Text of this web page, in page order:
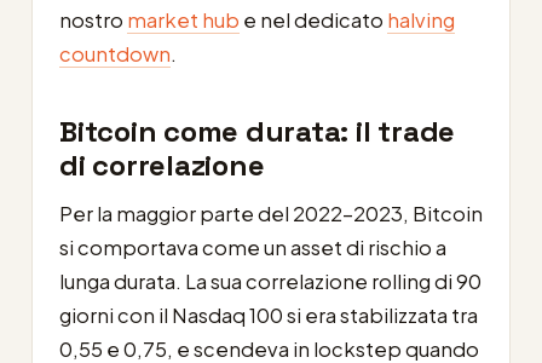
nostro market hub e nel dedicato halving
countdown.
Bitcoin come durata: il trade
di correlazione
Per la maggior parte del 2022-2023, Bitcoin
si comportava come un asset di rischio a
lunga durata. La sua correlazione rolling di 90
giorni con il Nasdaq 100 si era stabilizzata tra
0,55 e 0,75, e scendeva in lockstep quando